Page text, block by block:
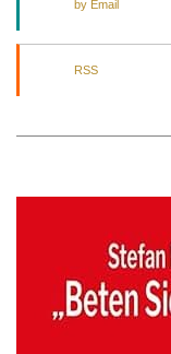
by Email
RSS